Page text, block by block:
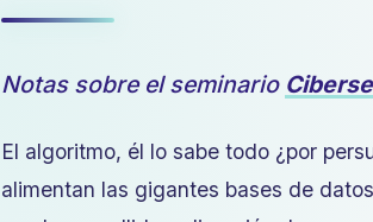
Notas sobre el seminario
El algoritmo, él lo sabe todo ¿por
alimentan las gigantes bases de